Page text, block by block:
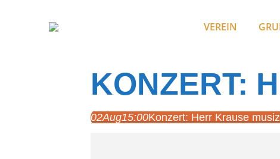
VEREIN
KONZERT:
02Aug15:00Konzert: Herr Krause